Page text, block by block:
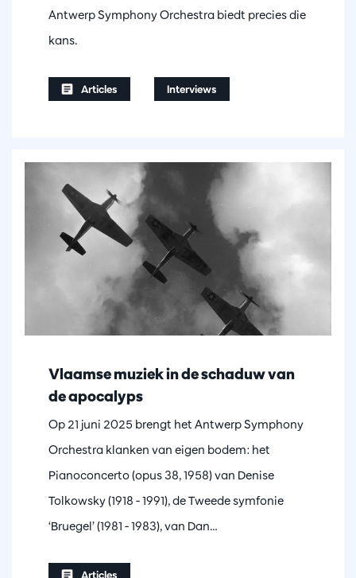
Antwerp Symphony Orchestra biedt precies die
kans.
Articles Interviews
Vlaamse muziek in de schaduw van
de apocalyps
Op 21 juni 2025 brengt het Antwerp Symphony
Orchestra klanken van eigen bodem: het
Pianoconcerto (opus 38, 1958) van Denise
Tolkowsky (1918 - 1991), de Tweede symfonie
‘Bruegel’ (1981 - 1983), van Dan…
Articles